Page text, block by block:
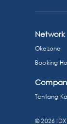
Network
Okezone
Booking
Tentang
© 2026